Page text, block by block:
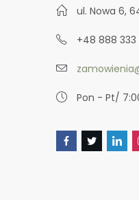
ul. Nowa 6,
+48 888 333
Pon - Pt/